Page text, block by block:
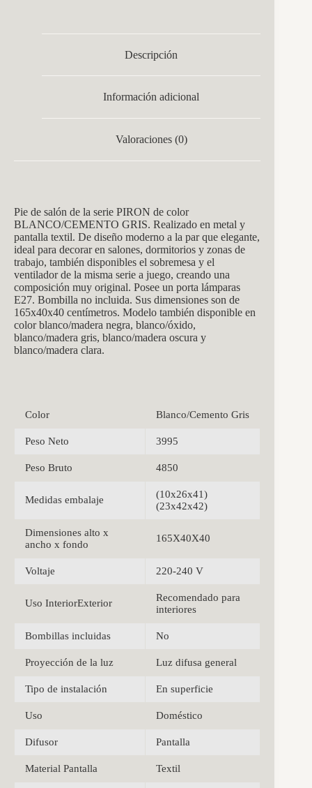
Descripción
Información adicional
Valoraciones (0)
Pie de salón de la serie PIRON de color
BLANCO/CEMENTO GRIS. Realizado en metal y
pantalla textil. De diseño moderno a la par que elegante,
ideal para decorar en salones, dormitorios y zonas de
trabajo, también disponibles el sobremesa y el
ventilador de la misma serie a juego, creando una
composición muy original. Posee un porta lámparas
E27. Bombilla no incluida. Sus dimensiones son de
165x40x40 centímetros. Modelo también disponible en
color blanco/madera negra, blanco/óxido,
blanco/madera gris, blanco/madera oscura y
blanco/madera clara.
Color Blanco/Cemento Gris
Peso Neto 3995
Peso Bruto 4850
Medidas embalaje
(10x26x41)
(23x42x42)
Dimensiones alto x
ancho x fondo
165X40X40
Voltaje 220-240 V
Uso InteriorExterior
Recomendado para
interiores
Bombillas incluidas No
Proyección de la luz Luz difusa general
Tipo de instalación En superficie
Uso Doméstico
Difusor Pantalla
Material Pantalla Textil